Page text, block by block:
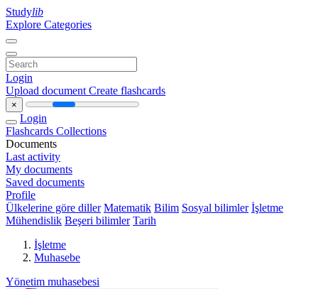
Studylib
Explore Categories
Login
Upload document Create flashcards
×
Login
Flashcards Collections
Documents
Last activity
My documents
Saved documents
Profile
Ülkelerine göre diller Matematik Bilim Sosyal bilimler İşletme
Mühendislik Beşeri bilimler Tarih
İşletme
Muhasebe
Yönetim muhasebesi